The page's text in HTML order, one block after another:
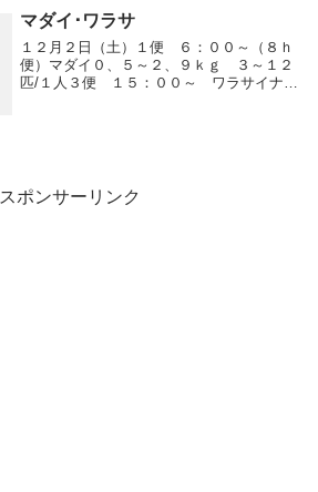
マダイ･ワラサ
１２月２日（土）１便 ６：００～（８ｈ
便）マダイ０、５～２、９ｋｇ ３～１２
匹/１人３便 １５：００～ ワラサイナダ
スポンサーリンク